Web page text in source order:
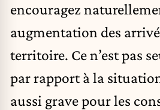
encouragez
augmentation des
territoire. Ce n’est pas
par rapport à la
aussi grave pour les